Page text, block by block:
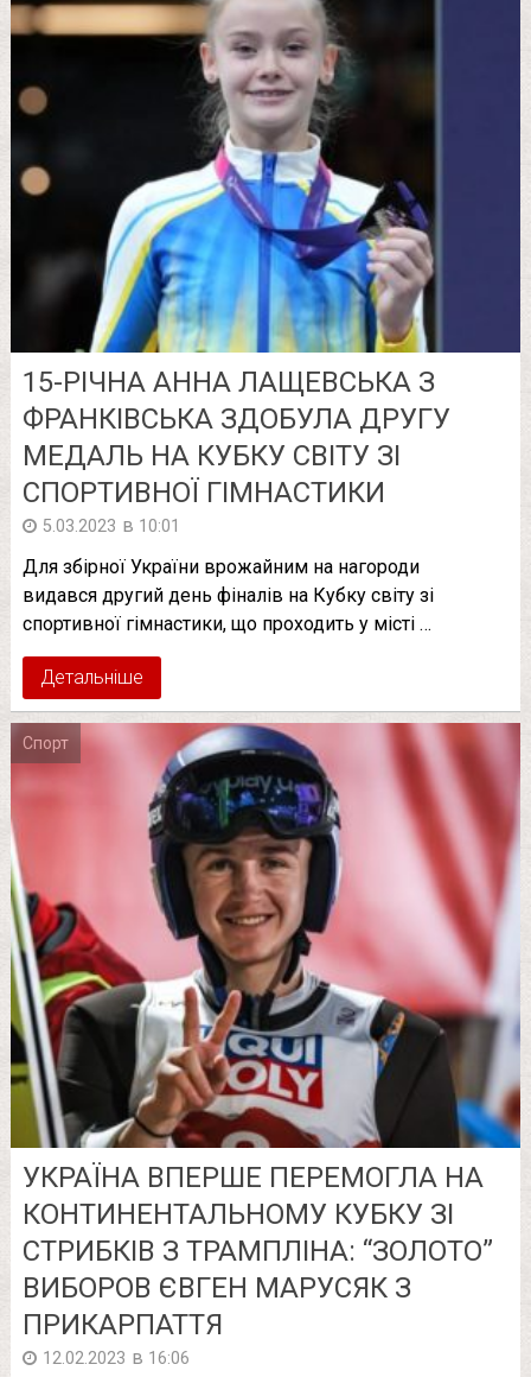
15-РІЧНА АННА ЛАЩЕВСЬКА З
ФРАНКІВСЬКА ЗДОБУЛА ДРУГУ
МЕДАЛЬ НА КУБКУ СВІТУ ЗІ
СПОРТИВНОЇ ГІМНАСТИКИ
5.03.2023 в 10:01
Для збірної України врожайним на нагороди
видався другий день фіналів на Кубку світу зі
спортивної гімнастики, що проходить у місті …
Детальніше
Спорт
УКРАЇНА ВПЕРШЕ ПЕРЕМОГЛА НА
КОНТИНЕНТАЛЬНОМУ КУБКУ ЗІ
СТРИБКІВ З ТРАМПЛІНА: “ЗОЛОТО”
ВИБОРОВ ЄВГЕН МАРУСЯК З
ПРИКАРПАТТЯ
12.02.2023 в 16:06